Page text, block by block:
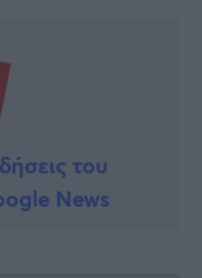
του
News